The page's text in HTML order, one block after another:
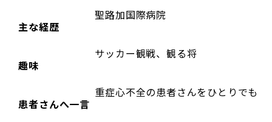
主な経歴
聖路加国際病院
趣味
サッカー観戦、観る将
患者さんへ一言
重症心不全の患者さんをひとりでも